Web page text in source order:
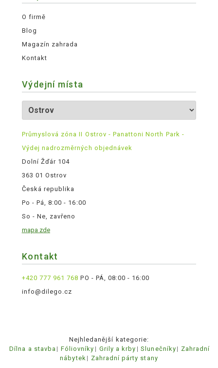
O firmě
Blog
Magazín zahrada
Kontakt
Výdejní místa
Průmyslová zóna II Ostrov - Panattoni North Park -
Výdej nadrozměrných objednávek
Dolní Žďár 104
363 01 Ostrov
Česká republika
Po - Pá, 8:00 - 16:00
So - Ne, zavřeno
mapa zde
Kontakt
+420 777 961 768 PO - PÁ, 08:00 - 16:00
info@dilego.cz
Nejhledanější kategorie:
Dílna a stavba
Fóliovníky Grily a krby Slunečníky
Zahradní
nábytek
Zahradní párty stany